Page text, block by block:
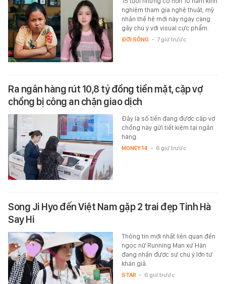
nghiệm tham gia nghệ thuật, mỹ
nhân thế hệ mới này ngày càng
gây chú ý với visual cực phẩm.
ĐỜI SỐNG - 7 giờ trước
Ra ngân hàng rút 10,8 tỷ đồng tiền mặt, cặp vợ
chồng bị công an chặn giao dịch
Đây là số tiền đang được cặp vợ
chồng này gửi tiết kiệm tại ngân
hàng.
MONEY.14 - 6 giờ trước
Song Ji Hyo đến Việt Nam gặp 2 trai đẹp Tinh Hà
Say Hi
Thông tin mới nhất liên quan đến
ngọc nữ Running Man xứ Hàn
đang nhận được sự chú ý lớn từ
khán giả.
STAR - 6 giờ trước